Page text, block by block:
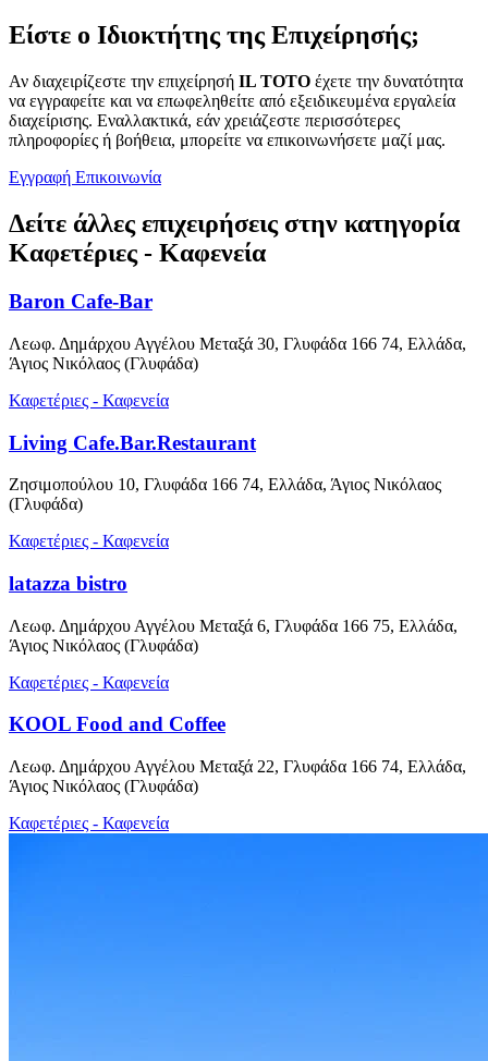
Είστε ο Ιδιοκτήτης της Επιχείρησής;
Αν διαχειρίζεστε την επιχείρησή IL TOTO έχετε την δυνατότητα
να εγγραφείτε και να επωφεληθείτε από εξειδικευμένα εργαλεία
διαχείρισης. Εναλλακτικά, εάν χρειάζεστε περισσότερες
πληροφορίες ή βοήθεια, μπορείτε να επικοινωνήσετε μαζί μας.
Εγγραφή Επικοινωνία
Δείτε άλλες επιχειρήσεις στην κατηγορία
Καφετέριες - Καφενεία
Baron Cafe-Bar
Λεωφ. Δημάρχου Αγγέλου Μεταξά 30, Γλυφάδα 166 74, Ελλάδα,
Άγιος Νικόλαος (Γλυφάδα)
Καφετέριες - Καφενεία
Living Cafe.Bar.Restaurant
Ζησιμοπούλου 10, Γλυφάδα 166 74, Ελλάδα, Άγιος Νικόλαος
(Γλυφάδα)
Καφετέριες - Καφενεία
latazza bistro
Λεωφ. Δημάρχου Αγγέλου Μεταξά 6, Γλυφάδα 166 75, Ελλάδα,
Άγιος Νικόλαος (Γλυφάδα)
Καφετέριες - Καφενεία
KOOL Food and Coffee
Λεωφ. Δημάρχου Αγγέλου Μεταξά 22, Γλυφάδα 166 74, Ελλάδα,
Άγιος Νικόλαος (Γλυφάδα)
Καφετέριες - Καφενεία